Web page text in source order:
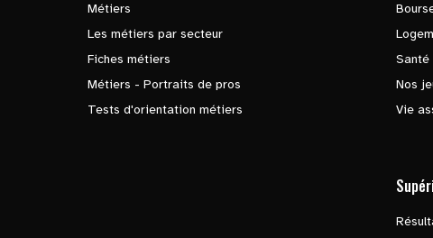
Métiers
Les métiers par secteur
Fiches métiers
Métiers - Portraits de pros
Tests d'orientation métiers
Santé
Nos
Vie